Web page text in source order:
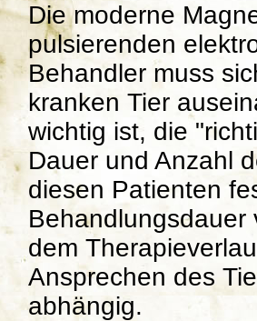
Die moderne
pulsierenden
Behandler muss
kranken Tier
wichtig ist, die
Dauer und Anzahl
diesen Patienten
Behandlungsdauer
dem
Ansprechen des
abhängig.